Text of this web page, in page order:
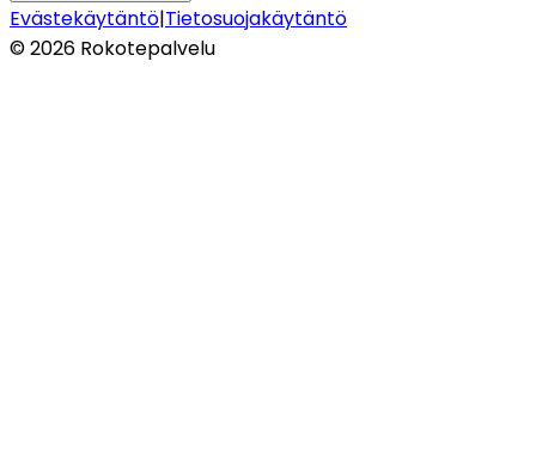
Evästekäytäntö|Tietosuojakäytäntö
©2026 Rokotepalvelu